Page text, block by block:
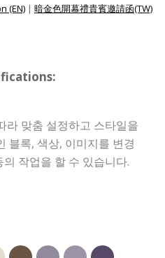
(EN) | 暗金色開幕禮貴賓邀請函(TW)
라 맞춤 설정하고 스타일을
블록, 색상, 이미지를 변경
작업을 할 수 있습니다.